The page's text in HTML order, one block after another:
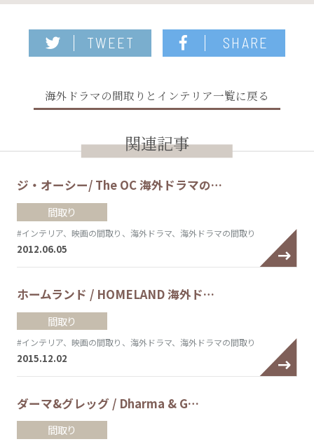
TWEET SHARE
海外ドラマの間取りとインテリア一覧に戻る
関連記事
ジ・オーシー/ The OC 海外ドラマの…
間取り
#インテリア、映画の間取り、海外ドラマ、海外ドラマの間取り
2012.06.05
ホームランド / HOMELAND 海外ド…
間取り
#インテリア、映画の間取り、海外ドラマ、海外ドラマの間取り
2015.12.02
ダーマ&グレッグ / Dharma & G…
間取り